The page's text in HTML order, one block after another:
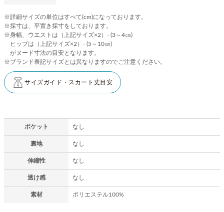
※詳細サイズの単位はすべて(cm)になっております。
※採寸は、平置き採寸をしております。
※身幅、ウエストは（上記サイズ×2）- (3～4㎝)
ヒップは（上記サイズ×2）- (5～10㎝)
がヌード寸法の目安となります。
※ブランド表記サイズとは異なりますのでご注意ください。
サイズガイド・スカート丈目安
ポケット なし
裏地 なし
伸縮性 なし
透け感 なし
素材 ポリエステル100%